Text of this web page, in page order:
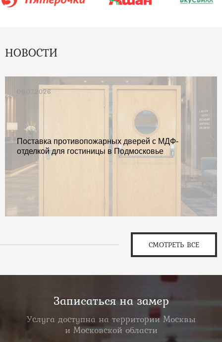
НОВОСТИ
06.07.2026
Поставка противопожарных дверей с МДФ-
отделкой для гостиницы в Подмосковье
СМОТРЕТЬ ВСЕ
Записаться на замер
Услуга доступна на территории Москвы
и Московской области